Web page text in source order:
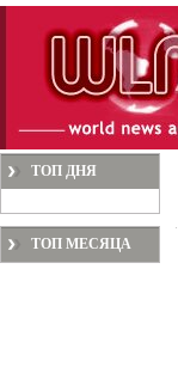
ТОП ДНЯ
ТОП МЕСЯЦА